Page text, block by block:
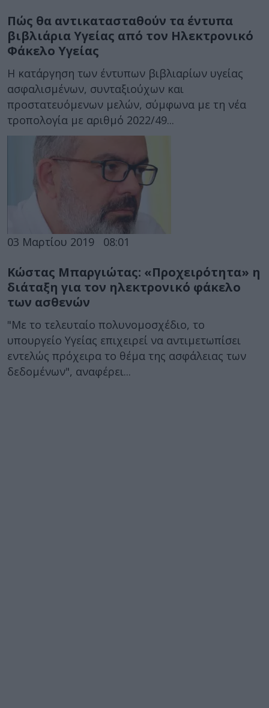
Πώς θα αντικατασταθούν τα έντυπα
βιβλιάρια Υγείας από τον Ηλεκτρονικό
Φάκελο Υγείας
Η κατάργηση των έντυπων βιβλιαρίων υγείας
ασφαλισμένων, συνταξιούχων και
προστατευόμενων μελών, σύμφωνα με τη νέα
τροπολογία με αριθμό 2022/49...
03 Μαρτίου 2019 08:01
Κώστας Μπαργιώτας: «Προχειρότητα» η
διάταξη για τον ηλεκτρονικό φάκελο
των ασθενών
"Με το τελευταίο πολυνομοσχέδιο, το
υπουργείο Υγείας επιχειρεί να αντιμετωπίσει
εντελώς πρόχειρα το θέμα της ασφάλειας των
δεδομένων", αναφέρει...